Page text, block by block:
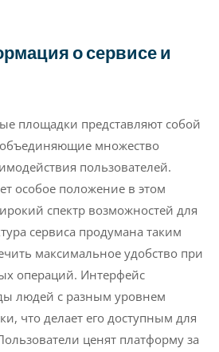
о сервисе и
площадки представляют собой
множество
пользователей.
особое положение в этом
спектр возможностей для
сервиса продумана таким
максимальное удобство при
операций. Интерфейс
людей с разным уровнем
что делает его доступным для
ценят платформу за